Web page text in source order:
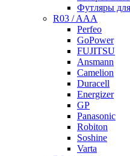
Футляры
R03 / AAA
Perfeo
GoPower
FUJITSU
Ansmann
Camelion
Duracell
Energizer
GP
Panasonic
Robiton
Soshine
Varta